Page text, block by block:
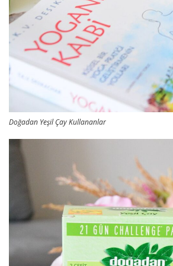
Doğadan Yeşil Çay Kullananlar